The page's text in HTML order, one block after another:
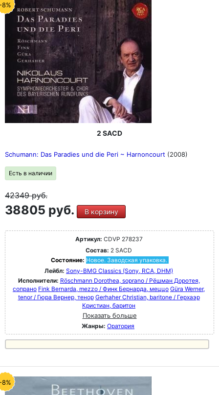
8%
2 SACD
Schumann: Das Paradies und die Peri ~ Harnoncourt (2008)
Есть в наличии
42349руб.
38805 руб. В корзину
Артикул: CDVP 278237
Состав: 2 SACD
Состояние: Новое. Заводская упаковка.
Лейбл: Sony-BMG Classics (Sony, RCA, DHM)
Исполнители: Röschmann Dorothea, soprano / Рёшман Доротея,
сопрано Fink Bernarda, mezzo / Финк Бернарда, меццо Güra Werner,
tenor / Гюра Вернер, тенор Gerhaher Christian, baritone / Герхаэр
Кристиан, баритон
Показать больше
Жанры: Оратория
8%